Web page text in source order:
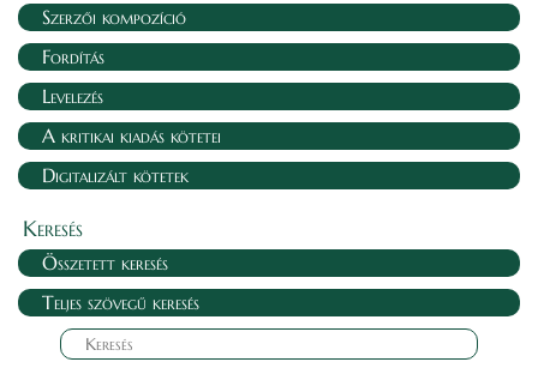
Szerzői kompozíció
Fordítás
Levelezés
A kritikai kiadás kötetei
Digitalizált kötetek
Keresés
Összetett keresés
Teljes szövegű keresés